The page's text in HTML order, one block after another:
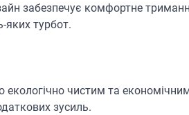
забезпечує комфортне
турбот.
екологічно чистим та
зусиль.